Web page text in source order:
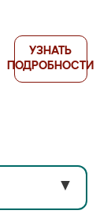
УЗНАТЬ
ПОДРОБНОСТИ
▼